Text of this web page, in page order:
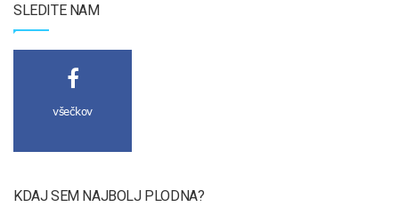
SLEDITE NAM
všečkov
KDAJ SEM NAJBOLJ PLODNA?